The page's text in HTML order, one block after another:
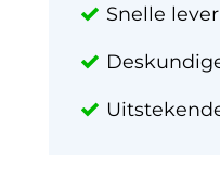
Snelle